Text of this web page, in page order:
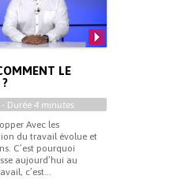
LE
- Durée 4 minutes
Avec les
du travail évolue et
C’est pourquoi
aujourd’hui au
c’est...